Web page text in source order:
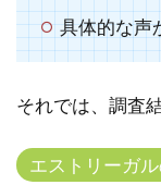
具体的な声
それでは、調査
エストリーガ